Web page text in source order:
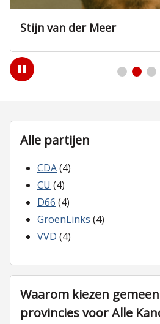
Daan Meijer
Play
/
Alle partijen
CDA(4)
CU (4)
D66 (4)
GroenLinks (4)
VVD (4)
Waarom kiezen
provincies voor Alle